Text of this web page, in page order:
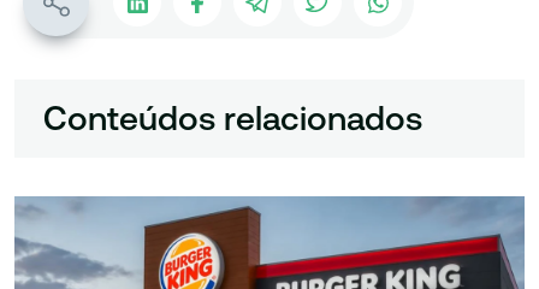
Conteúdos relacionados